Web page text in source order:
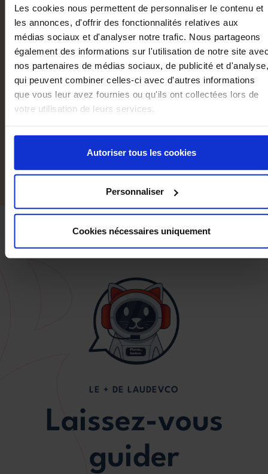
Les cookies nous permettent de personnaliser le contenu et
les annonces, d'offrir des fonctionnalités relatives aux
médias sociaux et d'analyser notre trafic. Nous partageons
également des informations sur l'utilisation de notre site
nos partenaires de médias sociaux, de publicité et d'analyse,
qui peuvent combiner celles-ci avec d'autres informations
que vous leur avez fournies ou qu'ils ont collectées lors de
votre utilisation de leurs services.
Autoriser tous les cookies
Personnaliser
Cookies nécessaires uniquement
COV: 88.00mg/Nm³
POUSSIÈRES: 16.90mg/Nm³
ENTRÉE D'AIR: non raccordable
DIAMÈTRE DES SORTIE DES
GAMME DE PRIX: €€€ (+ de 4500€ HT)
LE + DE LAUDEVCO
Laissez-vous
guider